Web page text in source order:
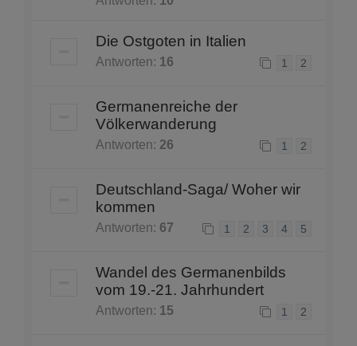
Die Ostgoten in Italien
Antworten: 16 1 2
Germanenreiche der
Völkerwanderung
Antworten: 26 1 2
Deutschland-Saga/ Woher wir
kommen
Antworten: 67 1 2 3 4 5
Wandel des Germanenbilds
vom 19.-21. Jahrhundert
Antworten: 15 1 2